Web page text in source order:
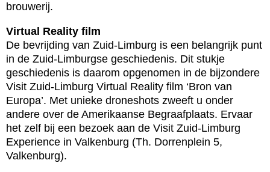
brouwerij.
Virtual Reality film
De bevrijding van Zuid-Limburg is een belangrijk punt
in de Zuid-Limburgse geschiedenis. Dit stukje
geschiedenis is daarom opgenomen in de bijzondere
Visit Zuid-Limburg Virtual Reality film ‘Bron van
Europa’. Met unieke droneshots zweeft u onder
andere over de Amerikaanse Begraafplaats. Ervaar
het zelf bij een bezoek aan de Visit Zuid-Limburg
Experience in Valkenburg (Th. Dorrenplein 5,
Valkenburg).